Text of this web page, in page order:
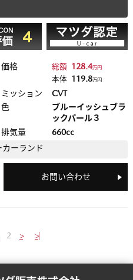
価格 総額 128.4万円
本体 119.8 万円
ミッション
CVT
色
ブルーイッシュブラ
ックパール３
排気量
660cc
ーランド
お問い合わせ
2 > >|